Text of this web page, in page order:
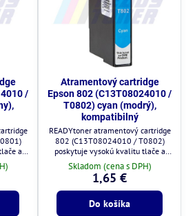
/
a
Atramentový cartridge
Epson 802 (C13T08024010 /
T0802) cyan (modrý),
kompatibilný
READYtoner atramentový cartridge
802 (C13T08024010 / T0802)
poskytuje vysokú kvalitu tlače a
plnú kompatibilitu s tlačiarňami
Epson.
Skladom (cena s DPH)
1,65 €
Do košíka